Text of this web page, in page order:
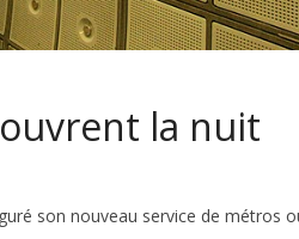
la nuit
son nouveau service de métros